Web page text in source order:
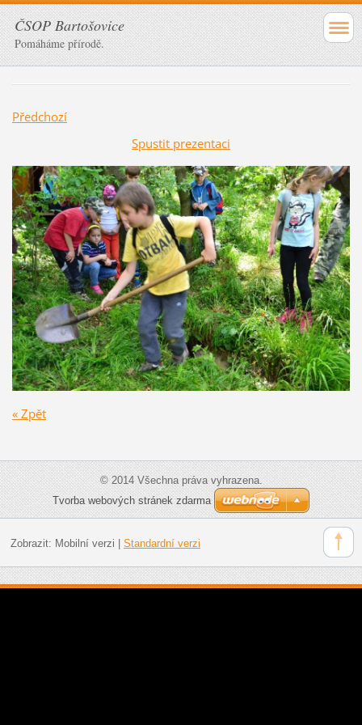
ČSOP Bartošovice
Pomáháme přírodě.
Předchozí
Spustit prezentaci
« Zpět
© 2014 Všechna práva vyhrazena.
Tvorba webových stránek zdarma
Zobrazit: Mobilní verzi Standardní verzi